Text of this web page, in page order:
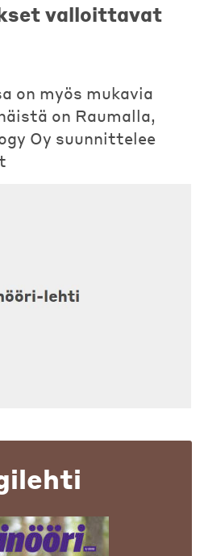
valloittavat
on myös mukavia
on Raumalla,
Oy suunnittelee